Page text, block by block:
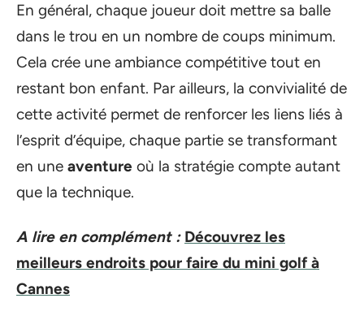
En général, chaque joueur doit mettre sa balle
dans le trou en un nombre de coups minimum.
Cela crée une ambiance compétitive tout en
restant bon enfant. Par ailleurs, la convivialité de
cette activité permet de renforcer les liens liés à
l’esprit d’équipe, chaque partie se transformant
en une aventure où la stratégie compte autant
que la technique.
A lire en complément : Découvrez les
meilleurs endroits pour faire du mini golf à
Cannes